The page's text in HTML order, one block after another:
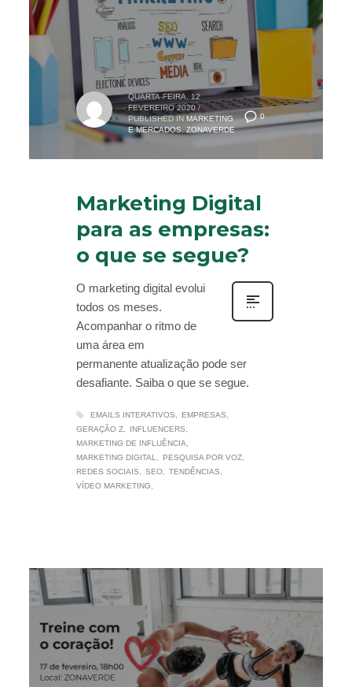
0
QUARTA-FEIRA, 12
FEVEREIRO 2020 /
PUBLISHED IN MARKETING
E MERCADOS,ZONAVERDE
Marketing Digital
para as empresas:
o que se segue?
O marketing digital evolui
todos os meses.
Acompanhar o ritmo de
uma área em
permanente atualização pode ser
desafiante. Saiba o que se segue.
EMAILS INTERATIVOS
EMPRESAS
GERAÇÃO Z
INFLUENCERS
MARKETING DE INFLUÊNCIA
MARKETING DIGITAL
PESQUISA POR VOZ
REDES SOCIAIS
SEO
TENDÊNCIAS
VÍDEO MARKETING